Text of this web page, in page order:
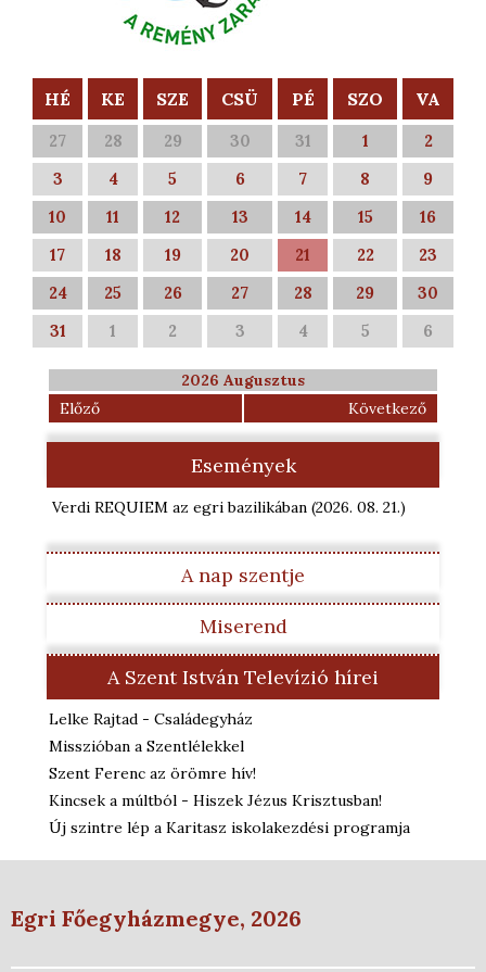
HÉ KE SZE CSÜ PÉ SZO VA
27 28 29 30 31 1
2
3
4 5 6 7 8
9
10
11 12 13 14 15
16
17
18 19 20 21 22
23
24
25 26 27 28 29
30
31
1 2 3 4 5 6
2026 Augusztus
Előző
Következő
Események
Verdi REQUIEM az egri bazilikában (2026. 08. 21.)
A nap szentje
Miserend
A Szent István Televízió hírei
Lelke Rajtad - Családegyház
Misszióban a Szentlélekkel
Szent Ferenc az örömre hív!
Kincsek a múltból - Hiszek Jézus Krisztusban!
Új szintre lép a Karitasz iskolakezdési programja
Egri Főegyházmegye, 2026